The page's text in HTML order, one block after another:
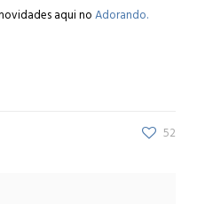
aqui noAdorando.
52